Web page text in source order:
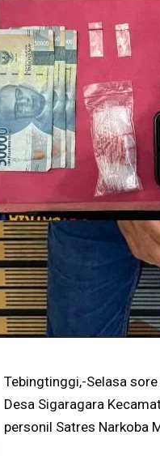
Tebingtinggi,-Selasa
Desa Sigaragara
personil Satres Narkoba